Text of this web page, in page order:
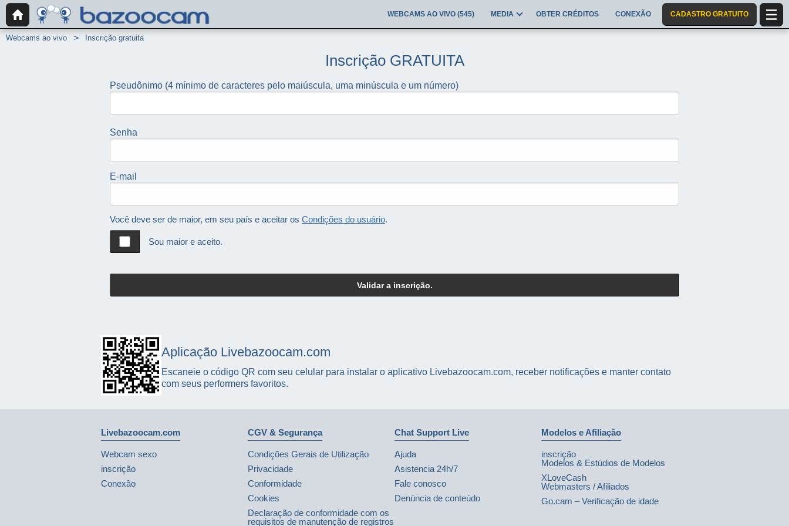
WEBCAMS AO VIVO (545) MEDIA OBTER CRÉDITOS CONEXÃO CADASTRO GRATUITO
Webcams ao vivo Inscrição gratuita
Inscrição GRATUITA
Pseudônimo (4 mínimo de caracteres pelo maiúscula, uma minúscula e um número)
Senha
E-mail
Você deve ser de maior, em seu país e aceitar os Condições do usuário.
Sou maior e aceito.
Validar a inscrição.
Aplicação Livebazoocam.com
Escaneie o código QR com seu celular para instalar o aplicativo Livebazoocam.com, receber notificações e manter contato
com seus performers favoritos.
Livebazoocam.com
Webcam sexo
inscrição
Conexão
CGV & Segurança
Condições Gerais de Utilização
Privacidade
Conformidade
Cookies
Declaração de conformidade com os
requisitos de manutenção de registros
Chat Support Live
Ajuda
Asistencia 24h/7
Fale conosco
Denúncia de conteúdo
Modelos e Afiliação
inscrição
Modelos & Estúdios de Modelos
XLoveCash
Webmasters / Afiliados
Go.cam – Verificação de idade